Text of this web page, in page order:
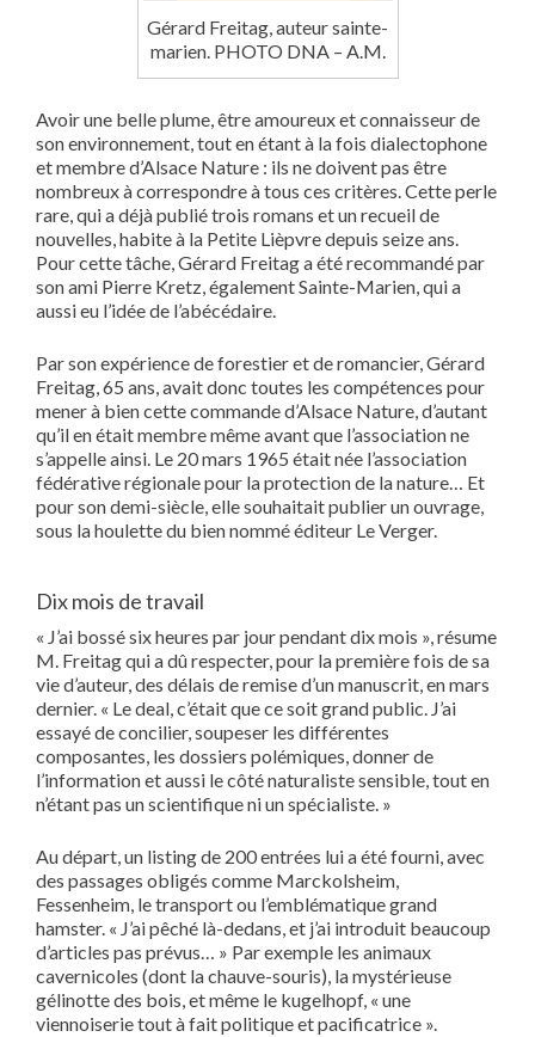
Gérard Freitag, auteur sainte-
marien. PHOTO DNA – A.M.
Avoir une belle plume, être amoureux et connaisseur de
son environnement, tout en étant à la fois dialectophone
et membre d’Alsace Nature : ils ne doivent pas être
nombreux à correspondre à tous ces critères. Cette perle
rare, qui a déjà publié trois romans et un recueil de
nouvelles, habite à la Petite Lièpvre depuis seize ans.
Pour cette tâche, Gérard Freitag a été recommandé par
son ami Pierre Kretz, également Sainte-Marien, qui a
aussi eu l’idée de l’abécédaire.
Par son expérience de forestier et de romancier, Gérard
Freitag, 65 ans, avait donc toutes les compétences pour
mener à bien cette commande d’Alsace Nature, d’autant
qu’il en était membre même avant que l’association ne
s’appelle ainsi. Le 20 mars 1965 était née l’association
fédérative régionale pour la protection de la nature… Et
pour son demi-siècle, elle souhaitait publier un ouvrage,
sous la houlette du bien nommé éditeur Le Verger.
Dix mois de travail
« J’ai bossé six heures par jour pendant dix mois », résume
M. Freitag qui a dû respecter, pour la première fois de sa
vie d’auteur, des délais de remise d’un manuscrit, en mars
dernier. « Le deal, c’était que ce soit grand public. J’ai
essayé de concilier, soupeser les différentes
composantes, les dossiers polémiques, donner de
l’information et aussi le côté naturaliste sensible, tout en
n’étant pas un scientifique ni un spécialiste. »
Au départ, un listing de 200 entrées lui a été fourni, avec
des passages obligés comme Marckolsheim,
Fessenheim, le transport ou l’emblématique grand
hamster. « J’ai pêché là-dedans, et j’ai introduit beaucoup
d’articles pas prévus… » Par exemple les animaux
cavernicoles (dont la chauve-souris), la mystérieuse
gélinotte des bois, et même le kugelhopf, « une
viennoiserie tout à fait politique et pacificatrice ».